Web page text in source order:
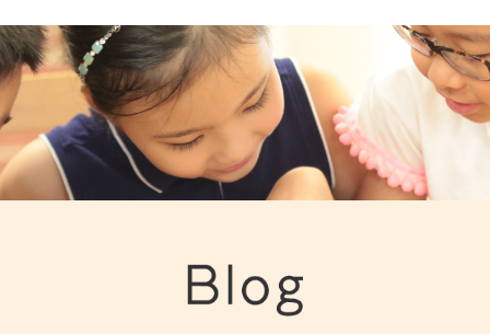
へ
ス
キ
ッ
プ